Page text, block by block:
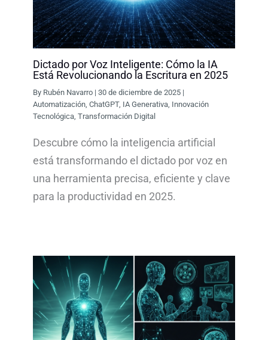
Dictado por Voz Inteligente: Cómo la IA
Está Revolucionando la Escritura en 2025
By Rubén Navarro |30 de diciembre de 2025 |
Automatización,ChatGPT, IA Generativa, Innovación
Tecnológica,Transformación Digital
Descubre cómo la inteligencia artificial
está transformando el dictado por voz en
una herramienta precisa, eficiente y clave
para la productividad en 2025.